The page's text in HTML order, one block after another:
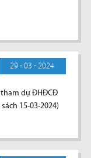
29 - 03 - 2024
tham dự ĐHĐCĐ
15-03-2024)